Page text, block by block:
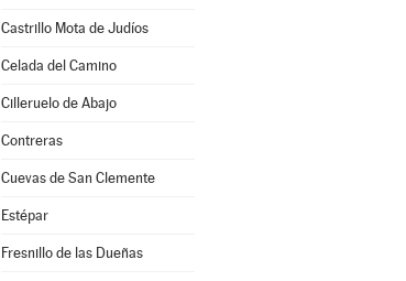
Castrillo Mota de Judíos
Celada del Camino
Cilleruelo de Abajo
Contreras
Cuevas de San Clemente
Estépar
Fresnillo de las Dueñas